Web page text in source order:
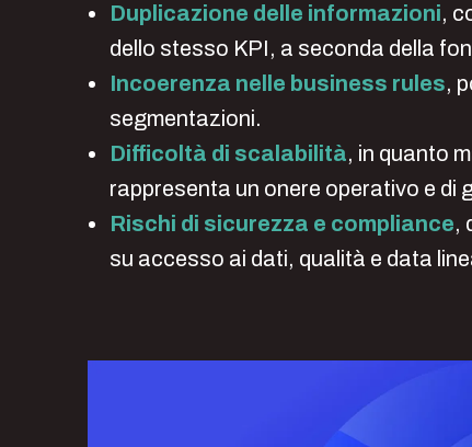
Duplicazione delle informazioni,
dello stesso KPI, a seconda della
Incoerenza nelle business rules,
segmentazioni.
Difficoltà di scalabilità, in quanto
rappresenta un onere operativo e di
Rischi di sicurezza e compliance,
su accesso ai dati, qualità e data